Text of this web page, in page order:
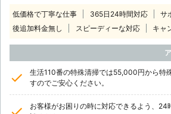
低価格で丁寧な仕事 365日24時間対応 サ
後追加料金無し
スピーディーな対応 キャ
生活110番の特殊清掃では55,000円から特
すのでご安心ください。
お客様がお困りの時に対応できるよう、